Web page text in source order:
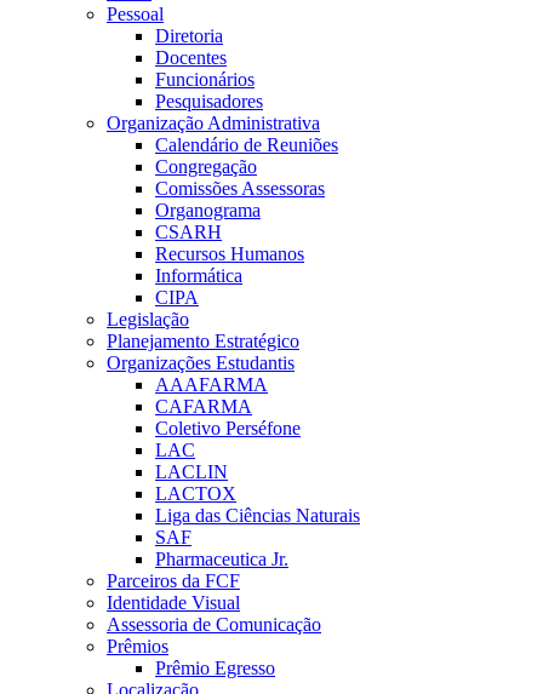
Pessoal
Diretoria
Docentes
Funcionários
Pesquisadores
Organização Administrativa
Calendário de Reuniões
Congregação
Comissões Assessoras
Organograma
CSARH
Recursos Humanos
Informática
CIPA
Legislação
Planejamento Estratégico
Organizações Estudantis
AAAFARMA
CAFARMA
Coletivo Perséfone
LAC
LACLIN
LACTOX
Liga das Ciências Naturais
SAF
Pharmaceutica Jr.
Parceiros da FCF
Identidade Visual
Assessoria de Comunicação
Prêmios
Prêmio Egresso
Localização